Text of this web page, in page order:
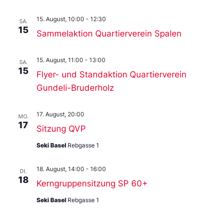
SA.
15 Sammelaktion Quartierverein Spalen
15. August, 10:00 - 12:30
SA.
15
Flyer- und Standaktion Quartierverein
Gundeli-Bruderholz
15. August, 11:00 - 13:00
MO.
17 Sitzung QVP
17. August, 20:00
Seki Basel Rebgasse 1
DI.
18 Kerngruppensitzung SP 60+
18. August, 14:00 - 16:00
Seki Basel Rebgasse 1